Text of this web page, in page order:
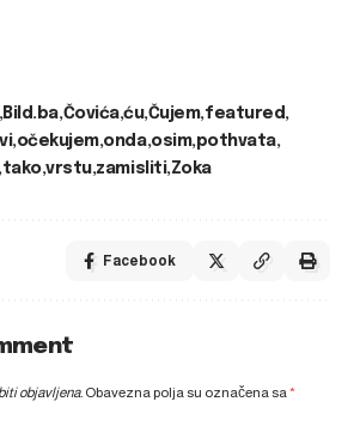
Bild.ba Čovića ću Čujem featured
očekujem onda osim pothvata
tako vrstu zamisliti Zoka
Facebook
objavljena. Obavezna polja su označena sa*